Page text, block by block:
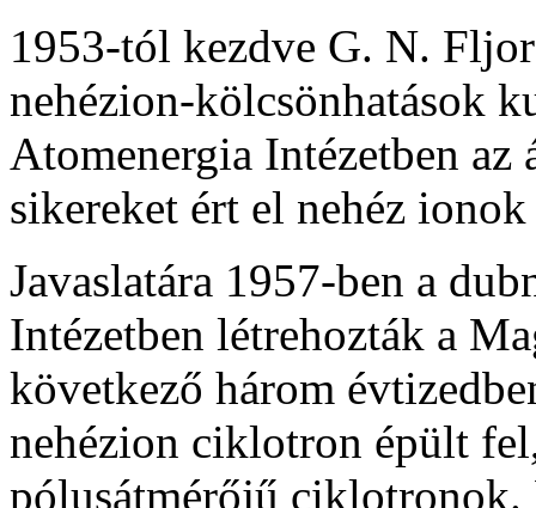
1953-tól kezdve G. N.
nehézion-kölcsönhatások
Atomenergia Intézetben
sikereket ért el nehéz
Javaslatára 1957-ben a
Intézetben létrehozták a
következő három
nehézion ciklotron épült
pólusátmérőjű